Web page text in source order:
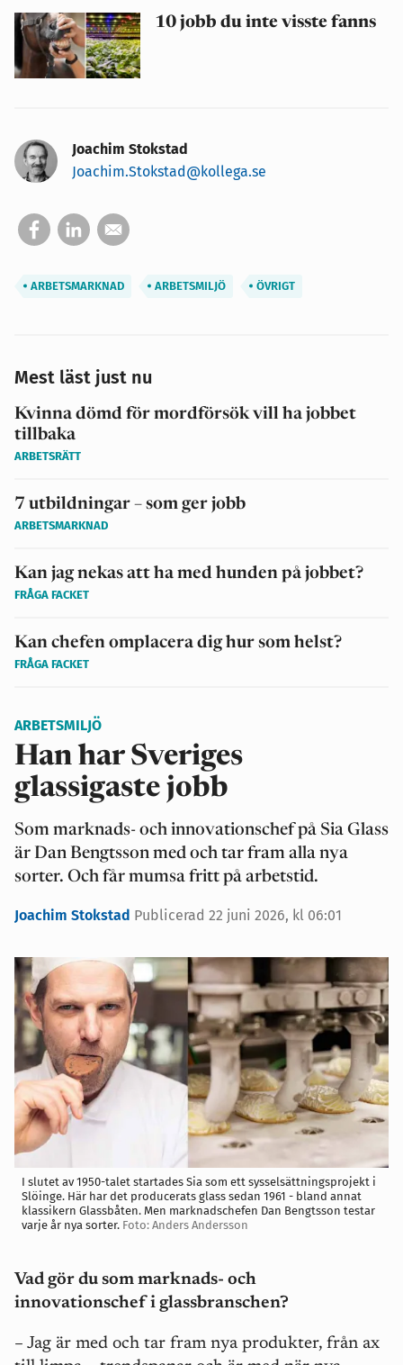
10 jobb du inte visste fanns
Joachim Stokstad
Joachim.Stokstad@kollega.se
ARBETSMARKNAD ARBETSMILJÖ ÖVRIGT
Mest läst just nu
Kvinna dömd för mordförsök vill ha jobbet
tillbaka
ARBETSRÄTT
7 utbildningar – som ger jobb
ARBETSMARKNAD
Kan jag nekas att ha med hunden på jobbet?
FRÅGA FACKET
Kan chefen omplacera dig hur som helst?
FRÅGA FACKET
ARBETSMILJÖ
Han har Sveriges
glassigaste jobb
Som marknads- och innovationschef på Sia Glass
är Dan Bengtsson med och tar fram alla nya
sorter. Och får mumsa fritt på arbetstid.
Joachim Stokstad Publicerad 22 juni 2026, kl 06:01
I slutet av 1950-talet startades Sia som ett sysselsättningsprojekt i
Slöinge. Här har det producerats glass sedan 1961 - bland annat
klassikern Glassbåten. Men marknadschefen Dan Bengtsson testar
varje år nya sorter. Foto: Anders Andersson
Vad gör du som marknads- och
innovationschef i glassbranschen?
– Jag är med och tar fram nya produkter, från ax